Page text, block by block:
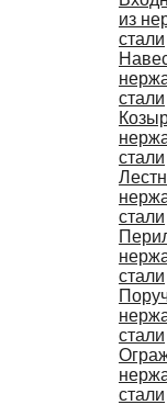
из
стали
стали
стали
стали
стали
стали
стали